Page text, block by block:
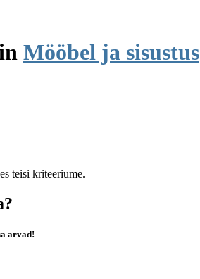
Mööbel ja sisustus
teisi kriteeriume.
arvad!